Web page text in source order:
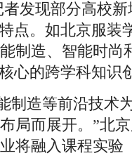
发现部分高校
点。如北京服装
制造、智能时尚
心的跨学科知识
制造等前沿技术
局而展开。”北
将融入课程实验